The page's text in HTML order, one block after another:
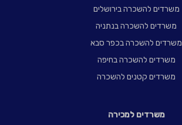
משרדים להשכרה בירושלים
משרדים להשכרה בנתניה
משרדים להשכרה בכפר סבא
משרדים להשכרה בחיפה
משרדים קטנים להשכרה
משרדים למכירה